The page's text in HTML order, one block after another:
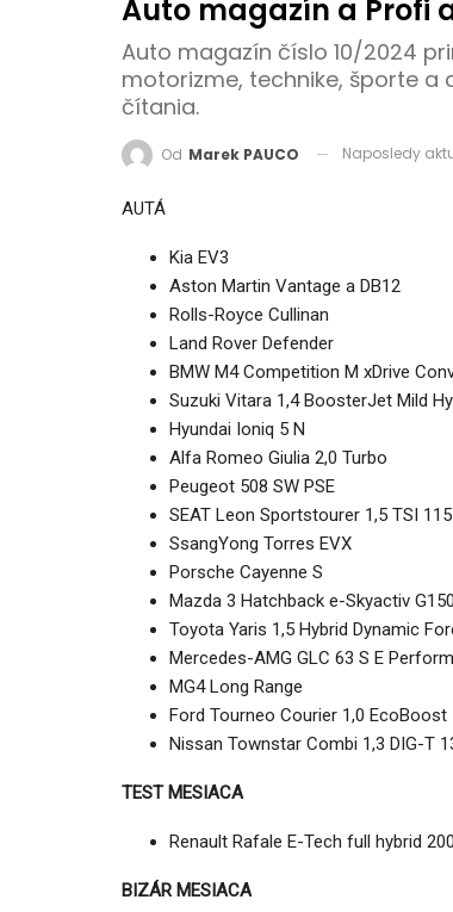
Auto magazín a Profi
Auto magazín číslo 10/2024
motorizme, technike, športe
čítania.
Od Marek PAUCO Naposledy
AUTÁ
Kia EV3
Aston Martin Vantage a DB12
Rolls-Royce Cullinan
Land Rover Defender
BMW M4 Competition M xDrive
Suzuki Vitara 1,4 BoosterJet Mild
Hyundai Ioniq 5 N
Alfa Romeo Giulia 2,0 Turbo
Peugeot 508 SW PSE
SEAT Leon Sportstourer 1,5 TSI 115
SsangYong Torres EVX
Porsche Cayenne S
Mazda 3 Hatchback e-Skyactiv G150
Toyota Yaris 1,5 Hybrid Dynamic
Mercedes-AMG GLC 63 S E
MG4 Long Range
Ford Tourneo Courier 1,0 EcoBoost
Nissan Townstar Combi 1,3 DIG-T
TEST MESIACA
Renault Rafale E-Tech full hybrid
BIZÁR MESIACA
AUTO TESTY
TEST: Ford Kuga
2,5-litrový motor.